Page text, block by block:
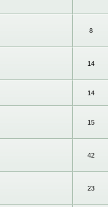
8
14
14
15
42
23